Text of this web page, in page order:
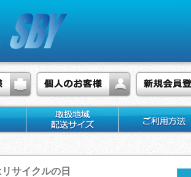
リサイクルの日